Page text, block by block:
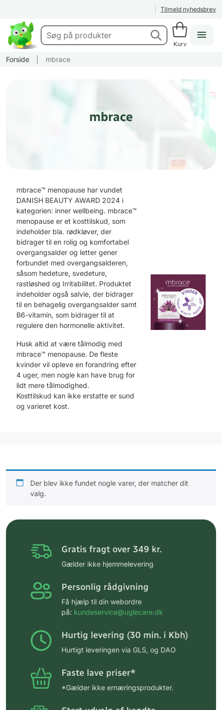
Tilmeld nyhedsbrev
Kurv
Forside mbrace
mbrace
mbrace™ menopause har vundet
DANISH BEAUTY AWARD 2024 i
kategorien: inner wellbeing. mbrace™
menopause er et kosttilskud, som
indeholder bla. rødkløver, der
bidrager til en rolig og komfortabel
overgangsalder og letter gener
forbundet med overgangsalderen,
såsom hedeture, svedeture,
rastløshed og Irritabilitet. Produktet
indeholder også salvie, der bidrager
til en behagelig overgangsalder samt
B6-vitamin, som bidrager til at
regulere den hormonelle aktivitet.
Husk altid at være tålmodig med
mbrace™ menopause. De fleste
kvinder vil opleve en forandring efter
4 uger, men nogle kan have brug for
lidt mere tålmodighed.
Kosttilskud kan ikke erstatte er sund
og varieret kost.
Der blev ikke fundet nogle varer, der matcher dit
valg.
Gratis fragt over 349 kr.
Gælder ikke hjemmelevering
Personlig rådgivning
Få hjælp til din webordre
på: kundeservice@uglecare.dk
Hurtig levering (30 min. i Kbh)
Hurtigt leveringen via GLS, og DAO
Faste lave priser*
*Gælder ikke ernæringsprodukter.